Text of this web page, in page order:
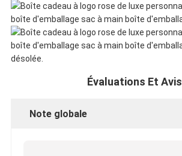
désolée.
Évaluations Et Avis
Note globale